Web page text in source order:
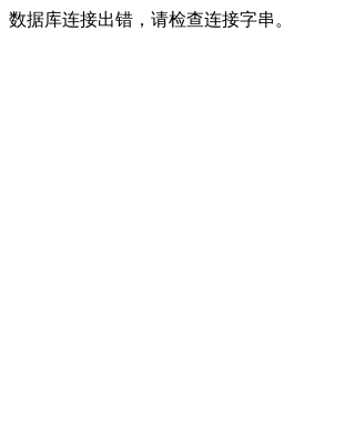
数据库连接出错，请检查连接字串。